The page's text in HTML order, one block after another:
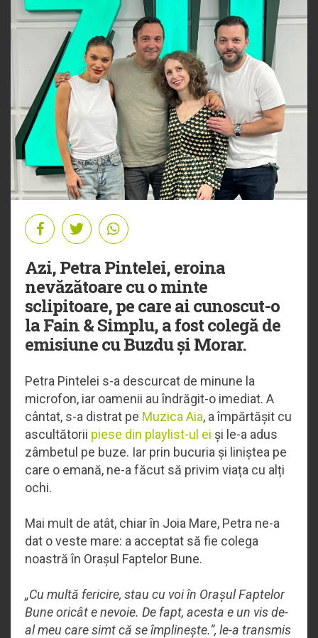
Azi, Petra Pintelei, eroina
nevăzătoare cu o minte
sclipitoare, pe care ai cunoscut-o
la Fain & Simplu, a fost colegă de
emisiune cu Buzdu și Morar.
Petra Pintelei s-a descurcat de minune la
microfon, iar oamenii au îndrăgit-o imediat. A
cântat, s-a distrat pe Muzica Aia, a împărtășit cu
ascultătorii piese din playlist-ul ei și le-a adus
zâmbetul pe buze. Iar prin bucuria și liniștea pe
care o emană, ne-a făcut să privim viața cu alți
ochi.
Mai mult de atât, chiar în Joia Mare, Petra ne-a
dat o veste mare: a acceptat să fie colega
noastră în Orașul Faptelor Bune.
„Cu multă fericire, stau cu voi în Orașul Faptelor
Bune oricât e nevoie. De fapt, acesta e un vis de-
al meu care simt că se împlinește.”, le-a transmis